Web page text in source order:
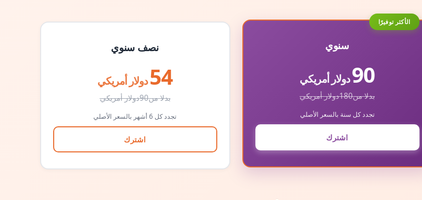
الأكثر توفيرًا
سنوي
90دولار أمريكي
بدلا من180دولار أمريكي
تجدد كل سنة بالسعر الأصلي
اشترك
نصف سنوي
54 دولار أمريكي
بدلا من90دولار أمريكي
تجدد كل 6 أشهر بالسعر الأصلي
اشترك